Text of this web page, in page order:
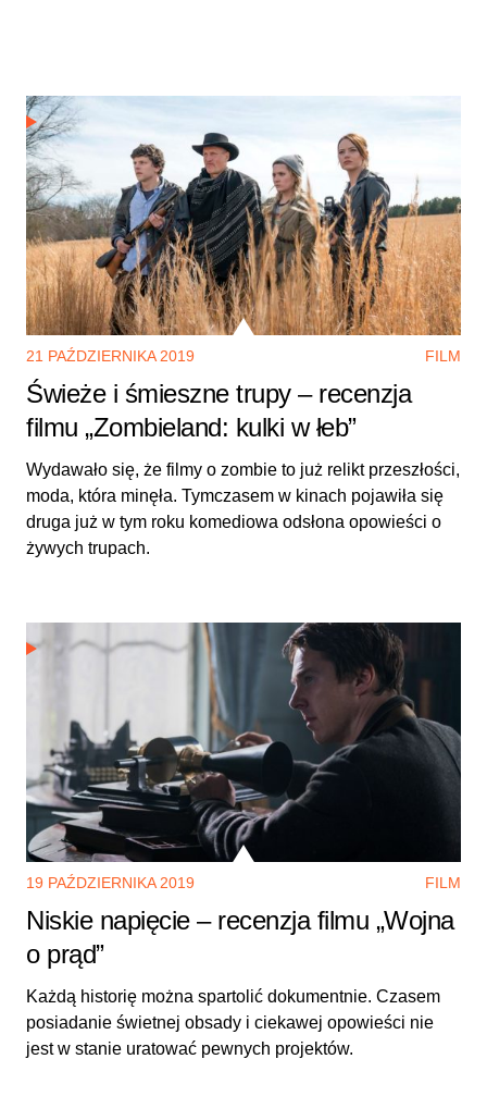
21 PAŹDZIERNIKA 2019 FILM
Świeże i śmieszne trupy – recenzja
filmu „Zombieland: kulki w łeb”
Wydawało się, że filmy o zombie to już relikt przeszłości,
moda, która minęła. Tymczasem w kinach pojawiła się
druga już w tym roku komediowa odsłona opowieści o
żywych trupach.
19 PAŹDZIERNIKA 2019 FILM
Niskie napięcie – recenzja filmu „Wojna
o prąd”
Każdą historię można spartolić dokumentnie. Czasem
posiadanie świetnej obsady i ciekawej opowieści nie
jest w stanie uratować pewnych projektów.